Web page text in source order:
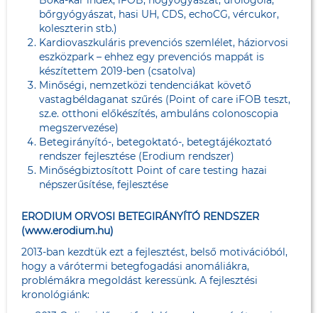
bőrgyógyászat, hasi UH, CDS, echoCG, vércukor,
koleszterin stb.)
Kardiovaszkuláris prevenciós szemlélet, háziorvosi
eszközpark – ehhez egy prevenciós mappát is
készítettem 2019-ben (csatolva)
Minőségi, nemzetközi tendenciákat követő
vastagbéldaganat szűrés (Point of care iFOB teszt,
sz.e. otthoni előkészítés, ambuláns colonoscopia
megszervezése)
Betegirányító-, betegoktató-, betegtájékoztató
rendszer fejlesztése (Erodium rendszer)
Minőségbiztosított Point of care testing hazai
népszerűsítése, fejlesztése
ERODIUM ORVOSI BETEGIRÁNYÍTÓ RENDSZER
(www.erodium.hu)
2013-ban kezdtük ezt a fejlesztést, belső motivációból,
hogy a várótermi betegfogadási anomáliákra,
problémákra megoldást keressünk. A fejlesztési
kronológiánk: